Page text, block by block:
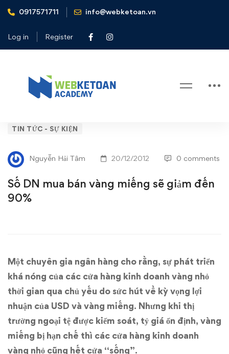
0917571711 info@webketoan.vn
Log in Register
Home
Tin tức - Sự kiện
Số
DN
mua
bán
sẽ
giảm
đến
90%
TIN TỨC - SỰ KIỆN
Nguyễn Hải Tâm 20/12/2012 0 comments
Số DN mua bán vàng miếng sẽ giảm đến
90%
Một chuyên gia ngân hàng cho rằng, sự phát triển
khá nóng của các cửa hàng kinh doanh vàng nhỏ
thời gian qua chủ yếu do sức hút về kỳ vọng lợi
nhuận của USD và vàng miếng. Nhưng khi thị
trường ngoại tệ được kiểm soát, tỷ giá ổn định, vàng
miếng bị hạn chế thì các cửa hàng kinh doanh
vàng nhỏ cũng hết cửa “sống”.